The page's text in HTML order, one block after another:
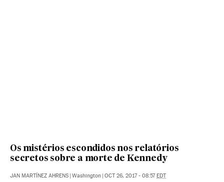
Os mistérios escondidos nos relatórios
secretos sobre a morte de Kennedy
JAN MARTÍNEZ AHRENS Washington OCT 26, 2017 - 08:57 EDT